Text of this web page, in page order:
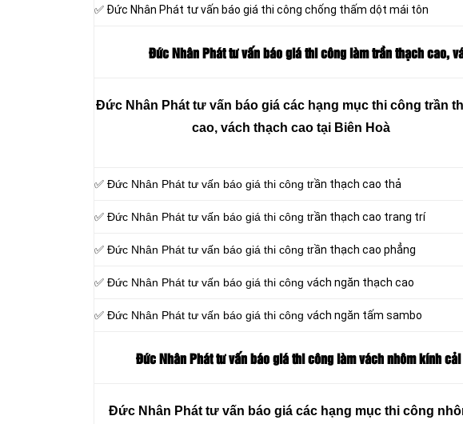
✅ Đức Nhân Phát tư vấn báo giá thi công chống thấm dột mái tôn
Đức Nhân Phát tư vấn báo giá thi công làm trần thạch cao,
Đức Nhân Phát tư vấn báo giá các hạng mục thi công trần
cao, vách thạch cao tại Biên Hoà
✅ Đức Nhân Phát tư vấn báo giá thi công trần thạch cao thả
✅ Đức Nhân Phát tư vấn báo giá thi công trần thạch cao trang trí
✅ Đức Nhân Phát tư vấn báo giá thi công trần thạch cao phẳng
✅ Đức Nhân Phát tư vấn báo giá thi công vách ngăn thạch cao
✅ Đức Nhân Phát tư vấn báo giá thi công vách ngăn tấm sambo
Đức Nhân Phát tư vấn báo giá thi công làm vách nhôm kính
Đức Nhân Phát tư vấn báo giá các hạng mục thi công